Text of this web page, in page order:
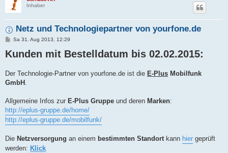
Inhaber
Netz und Technologiepartner von yourfone.de
B
i
t
g
Sa 31. Aug 2013, 12:29
Kunden mit Bestelldatum bis 02.02.2015:
Der Technologie-Partner von yourfone.de ist die E-Plus Mobilfunk
GmbH .
Allgemeine Infos zur E-Plus Gruppe und deren Marken:
http://eplus-gruppe.de/home/
http://eplus-gruppe.de/mobilfunk/
Die Netzversorgung an einem bestimmten Standortkann hier geprüft
werden: Klick